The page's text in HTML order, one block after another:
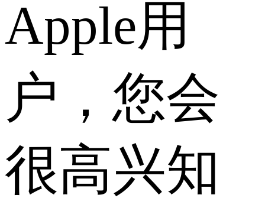
Apple用
户，您会
很高兴知